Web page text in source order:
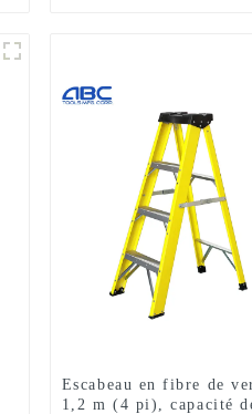
Escabeau en fibre de
1,2 m (4 pi), capacité